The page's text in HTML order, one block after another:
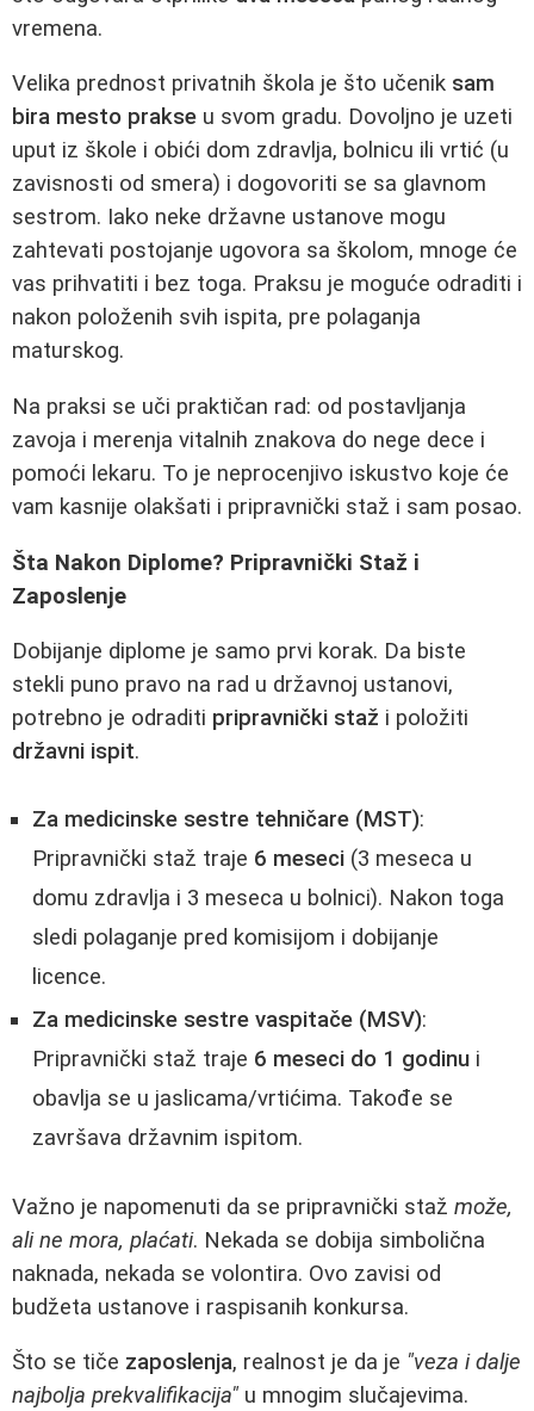
vremena.
Velika prednost privatnih škola je što učenik sam
bira mesto prakse u svom gradu. Dovoljno je uzeti
uput iz škole i obići dom zdravlja, bolnicu ili vrtić (u
zavisnosti od smera) i dogovoriti se sa glavnom
sestrom. Iako neke državne ustanove mogu
zahtevati postojanje ugovora sa školom, mnoge će
vas prihvatiti i bez toga. Praksu je moguće odraditi i
nakon položenih svih ispita, pre polaganja
maturskog.
Na praksi se uči praktičan rad: od postavljanja
zavoja i merenja vitalnih znakova do nege dece i
pomoći lekaru. To je neprocenjivo iskustvo koje će
vam kasnije olakšati i pripravnički staž i sam posao.
Šta Nakon Diplome? Pripravnički Staž i
Zaposlenje
Dobijanje diplome je samo prvi korak. Da biste
stekli puno pravo na rad u državnoj ustanovi,
potrebno je odraditi pripravnički staž i položiti
državni ispit.
Za medicinske sestre tehničare (MST):
Pripravnički staž traje 6 meseci (3 meseca u
domu zdravlja i 3 meseca u bolnici). Nakon toga
sledi polaganje pred komisijom i dobijanje
licence.
Za medicinske sestre vaspitače (MSV):
Pripravnički staž traje 6 meseci do 1 godinu i
obavlja se u jaslicama/vrtićima. Takođe se
završava državnim ispitom.
Važno je napomenuti da se pripravnički staž može,
ali ne mora, plaćati. Nekada se dobija simbolična
naknada, nekada se volontira. Ovo zavisi od
budžeta ustanove i raspisanih konkursa.
Što se tiče zaposlenja, realnost je da je "veza i dalje
najbolja prekvalifikacija" u mnogim slučajevima.